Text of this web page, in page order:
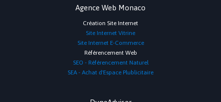
Agence Web Monaco
Création Site Internet
Site Internet Vitrine
Site Internet E-Commerce
Référencement Web
SEO - Référencement Naturel
SEA - Achat d'Espace Plublicitaire